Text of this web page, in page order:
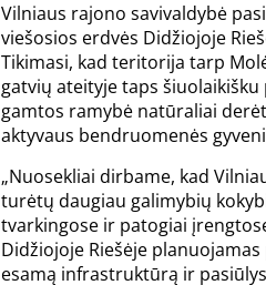
Vilniaus rajono savivaldybė
viešosios erdvės Didžiojoje
Tikimasi, kad teritorija tarp
gatvių ateityje taps
gamtos ramybė natūraliai
aktyvaus bendruomenės
„Nuosekliai dirbame, kad
turėtų daugiau galimybių
tvarkingose ir patogiai
Didžiojoje Riešėje
esamą infrastruktūrą ir